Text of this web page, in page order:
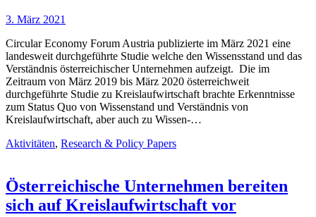
3. März 2021
Circular Economy Forum Austria publizierte im März 2021 eine
landesweit durchgeführte Studie welche den Wissensstand und das
Verständnis österreichischer Unternehmen aufzeigt. Die im
Zeitraum von März 2019 bis März 2020 österreichweit
durchgeführte Studie zu Kreislaufwirtschaft brachte Erkenntnisse
zum Status Quo von Wissenstand und Verständnis von
Kreislaufwirtschaft, aber auch zu Wissen-…
Aktivitäten, Research & Policy Papers
Österreichische Unternehmen bereiten
sich auf Kreislaufwirtschaft vor